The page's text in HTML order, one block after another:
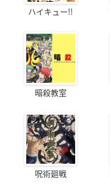
ハイキュー!!
暗殺教室
呪術廻戦